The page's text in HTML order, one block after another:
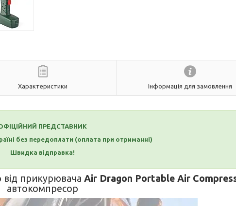
Характеристики Інформація для замовлення
ПРЕДСТАВНИК
без передоплати (оплата при отриманні)
Швидка відправка!
прикурювача Air Dragon Portable Air
автокомпресор